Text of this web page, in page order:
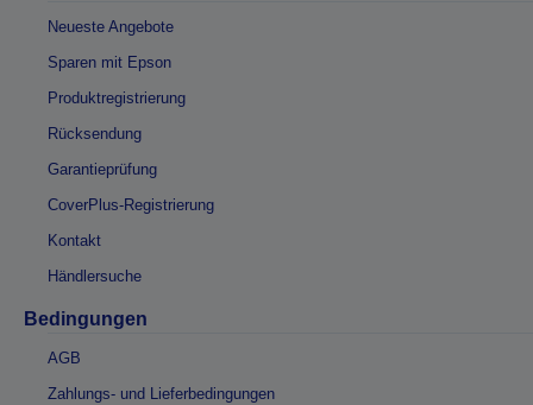
Neueste Angebote
Sparen mit Epson
Produktregistrierung
Rücksendung
Garantieprüfung
CoverPlus-Registrierung
Kontakt
Händlersuche
Bedingungen
AGB
Zahlungs- und Lieferbedingungen